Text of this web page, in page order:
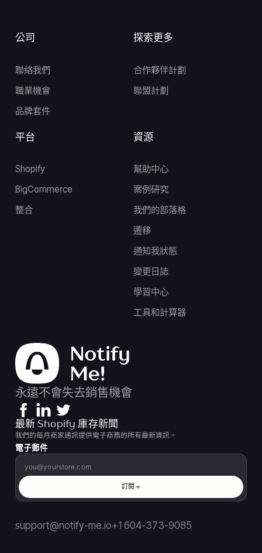
公司
聯絡我們
職業機會
品牌套件
資源
幫助中心
案例研究
我們的部落格
遷移
通知我狀態
變更日誌
學習中心
工具和計算器
探索更多
合作夥伴計劃
聯盟計劃
平台
Shopify
BigCommerce
整合
永遠不會失去銷售機會
最新 Shopify 庫存新聞
我們的每月商家通訊提供電子商務的所有最新資訊。
電子郵件
訂閱
support@notify-me.io+1 604-373-9085